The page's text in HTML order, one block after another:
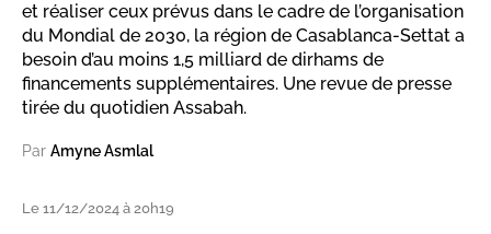
et réaliser ceux prévus dans le cadre de l’organisation
du Mondial de 2030, la région de Casablanca-Settat a
besoin d’au moins 1,5 milliard de dirhams de
financements supplémentaires. Une revue de presse
tirée du quotidien Assabah.
Par Amyne Asmlal
Le 11/12/2024 à 20h19